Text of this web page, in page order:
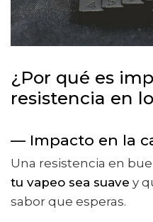
¿Por qué es
resistencia en
— Impacto en la
Una resistencia en
tu vapeo sea suave y
sabor que esperas.